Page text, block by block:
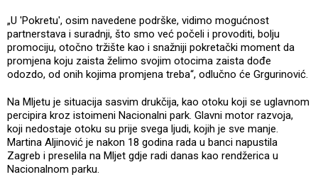
„U 'Pokretu', osim navedene podrške, vidimo mogućnost
partnerstava i suradnji, što smo već počeli i provoditi, bolju
promociju, otočno tržište kao i snažniji pokretački moment da
promjena koju zaista želimo svojim otocima zaista dođe
odozdo, od onih kojima promjena treba“, odlučno će Grgurinović.
Na Mljetu je situacija sasvim drukčija, kao otoku koji se uglavnom
percipira kroz istoimeni Nacionalni park. Glavni motor razvoja,
koji nedostaje otoku su prije svega ljudi, kojih je sve manje.
Martina Aljinović je nakon 18 godina rada u banci napustila
Zagreb i preselila na Mljet gdje radi danas kao rendžerica u
Nacionalnom parku.